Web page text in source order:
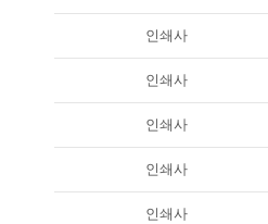
인쇄사
인쇄사
인쇄사
인쇄사
인쇄사